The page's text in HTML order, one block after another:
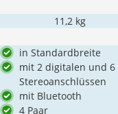
11,2 kg
in Standardbreite
mit 2 digitalen und 6
Stereoanschlüssen
mit Bluetooth
4 Paar